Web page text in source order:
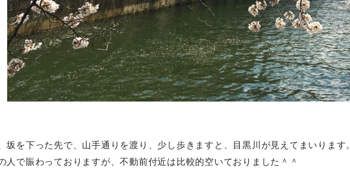
坂を下った先で、山手通りを渡り、少し歩きますと、目黒川が見えてまいります。
人で賑わっておりますが、不動前付近は比較的空いておりました＾＾